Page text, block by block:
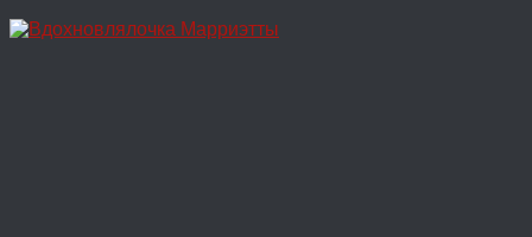
Перейти